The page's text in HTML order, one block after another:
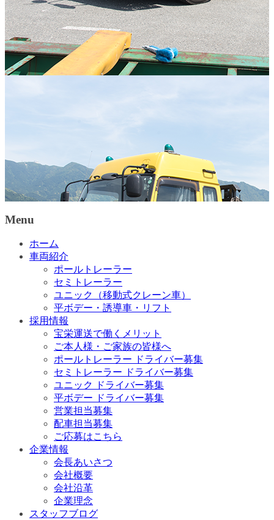
Menu
ホーム
車両紹介
ポールトレーラー
セミトレーラー
ユニック（移動式クレーン車）
平ボデー・誘導車・リフト
採用情報
宝栄運送で働くメリット
ご本人様・ご家族の皆様へ
ポールトレーラー ドライバー募集
セミトレーラー ドライバー募集
ユニック ドライバー募集
平ボデー ドライバー募集
営業担当募集
配車担当募集
ご応募はこちら
企業情報
会長あいさつ
会社概要
会社沿革
企業理念
スタッフブログ